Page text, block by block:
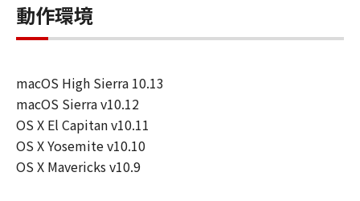
キヤノン、キヤノンマーケティングジャパ
ン株式会社およびキヤノンのライセンサー
連して生ずる直接的または間接的な損失、
損害等について、いかなる場合においても
一切の責任を負いません。
ユーザーは、日本国政府または該当国の政
府より必要な許可等を得ることなしに、本
動作環境
macOS High Sierra 10.13
macOS Sierra v10.12
OS X El Capitan v10.11
OS X Yosemite v10.10
OS X Mavericks v10.9